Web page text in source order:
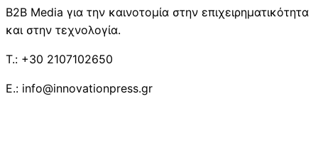
B2B Media για την καινοτομία στην επιχειρηματικότητα
και στην τεχνολογία.
T.: +30 2107102650
E.: info@innovationpress.gr